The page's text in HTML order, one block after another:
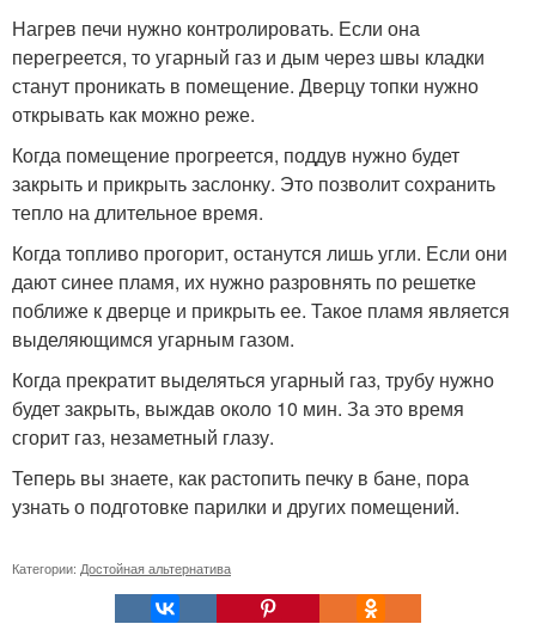
Нагрев печи нужно контролировать. Если она
перегреется, то угарный газ и дым через швы кладки
станут проникать в помещение. Дверцу топки нужно
открывать как можно реже.
Когда помещение прогреется, поддув нужно будет
закрыть и прикрыть заслонку. Это позволит сохранить
тепло на длительное время.
Когда топливо прогорит, останутся лишь угли. Если они
дают синее пламя, их нужно разровнять по решетке
поближе к дверце и прикрыть ее. Такое пламя является
выделяющимся угарным газом.
Когда прекратит выделяться угарный газ, трубу нужно
будет закрыть, выждав около 10 мин. За это время
сгорит газ, незаметный глазу.
Теперь вы знаете, как растопить печку в бане, пора
узнать о подготовке парилки и других помещений.
Категории: Достойная альтернатива